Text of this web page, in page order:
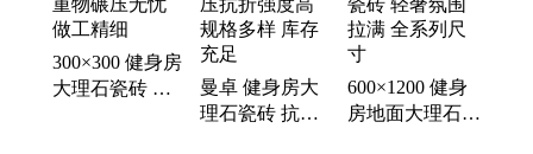
300×300 健身房
大理石瓷砖 重
曼卓 健身房大
理石瓷砖 抗压
600×1200 健身
房地面大理石瓷